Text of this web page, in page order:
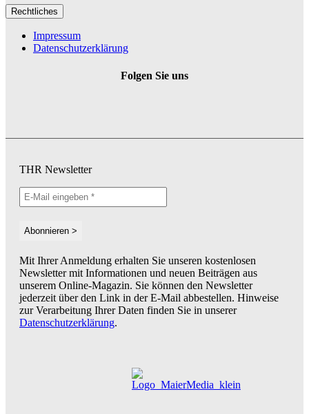
Rechtliches
Impressum
Datenschutzerklärung
Folgen Sie uns
THR Newsletter
Mit Ihrer Anmeldung erhalten Sie unseren kostenlosen
Newsletter mit Informationen und neuen Beiträgen aus
unserem Online-Magazin. Sie können den Newsletter
jederzeit über den Link in der E-Mail abbestellen. Hinweise
zur Verarbeitung Ihrer Daten finden Sie in unserer
Datenschutzerklärung.